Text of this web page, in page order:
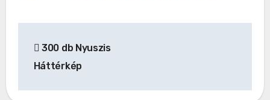
navigáció
300 db Nyuszis
Háttérkép